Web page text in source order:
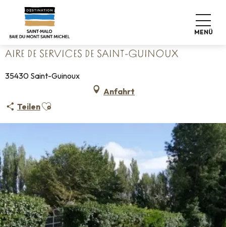
contenu
MENÜ
Startseite
Campingplätze
AIRE DE SERVICES DE SAINT-GUINOUX
35430 Saint-Guinoux
Anfahrt
TeilenAjouter aux favoris